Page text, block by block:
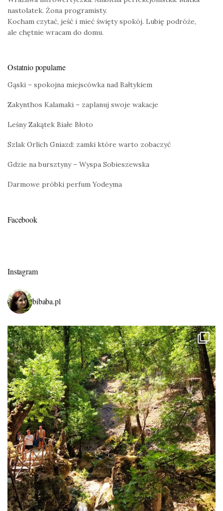
nastolatek. Żona programisty.
Kocham czytać, jeść i mieć święty spokój. Lubię podróże,
ale chętnie wracam do domu.
Ostatnio popularne
Gąski – spokojna miejscówka nad Bałtykiem
Zakynthos Kalamaki – zaplanuj swoje wakacje
Leśny Zakątek Białe Błoto
Szlak Orlich Gniazd: zamki które warto zobaczyć
Gdzie na bursztyny – Wyspa Sobieszewska
Darmowe próbki perfum Yodeyma
Facebook
Instagram
bibaba.pl